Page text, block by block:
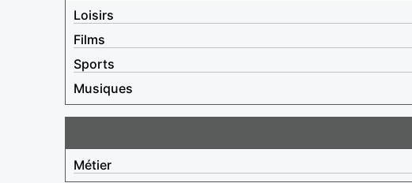
Loisirs
Films
Sports
Musiques
Métier